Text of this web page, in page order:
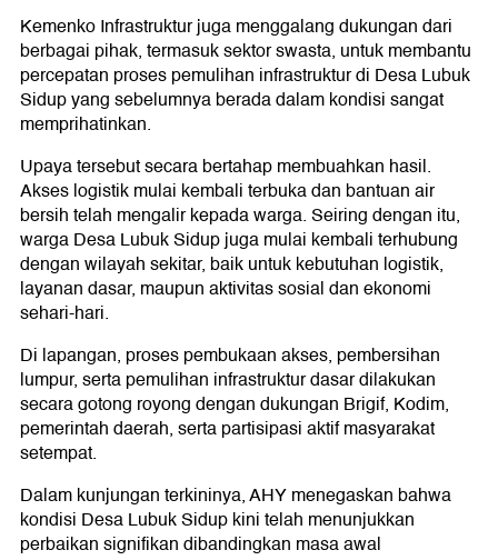
Kemenko Infrastruktur juga menggalang dukungan dari
berbagai pihak, termasuk sektor swasta, untuk membantu
percepatan proses pemulihan infrastruktur di Desa Lubuk
Sidup yang sebelumnya berada dalam kondisi sangat
memprihatinkan.
Upaya tersebut secara bertahap membuahkan hasil.
Akses logistik mulai kembali terbuka dan bantuan air
bersih telah mengalir kepada warga. Seiring dengan itu,
warga Desa Lubuk Sidup juga mulai kembali terhubung
dengan wilayah sekitar, baik untuk kebutuhan logistik,
layanan dasar, maupun aktivitas sosial dan ekonomi
sehari-hari.
Di lapangan, proses pembukaan akses, pembersihan
lumpur, serta pemulihan infrastruktur dasar dilakukan
secara gotong royong dengan dukungan Brigif, Kodim,
pemerintah daerah, serta partisipasi aktif masyarakat
setempat.
Dalam kunjungan terkininya, AHY menegaskan bahwa
kondisi Desa Lubuk Sidup kini telah menunjukkan
perbaikan signifikan dibandingkan masa awal